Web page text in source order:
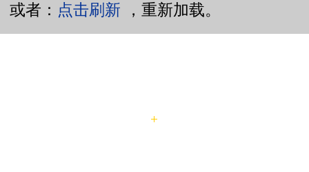
或者： 点击刷新 ，重新加载。